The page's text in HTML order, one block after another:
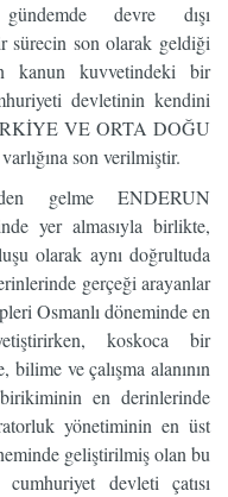
devre dışı
sürecin son olarak geldiği
kanun kuvvetindeki bir
devletinin kendini
VE ORTA DOĞU
son verilmiştir.
gelme ENDERUN
yer almasıyla birlikte,
olarak aynı doğrultuda
gerçeği arayanlar
Osmanlı döneminde en
koskoca bir
ve çalışma alanının
en derinlerinde
yönetiminin en üst
geliştirilmiş olan bu
devleti çatısı